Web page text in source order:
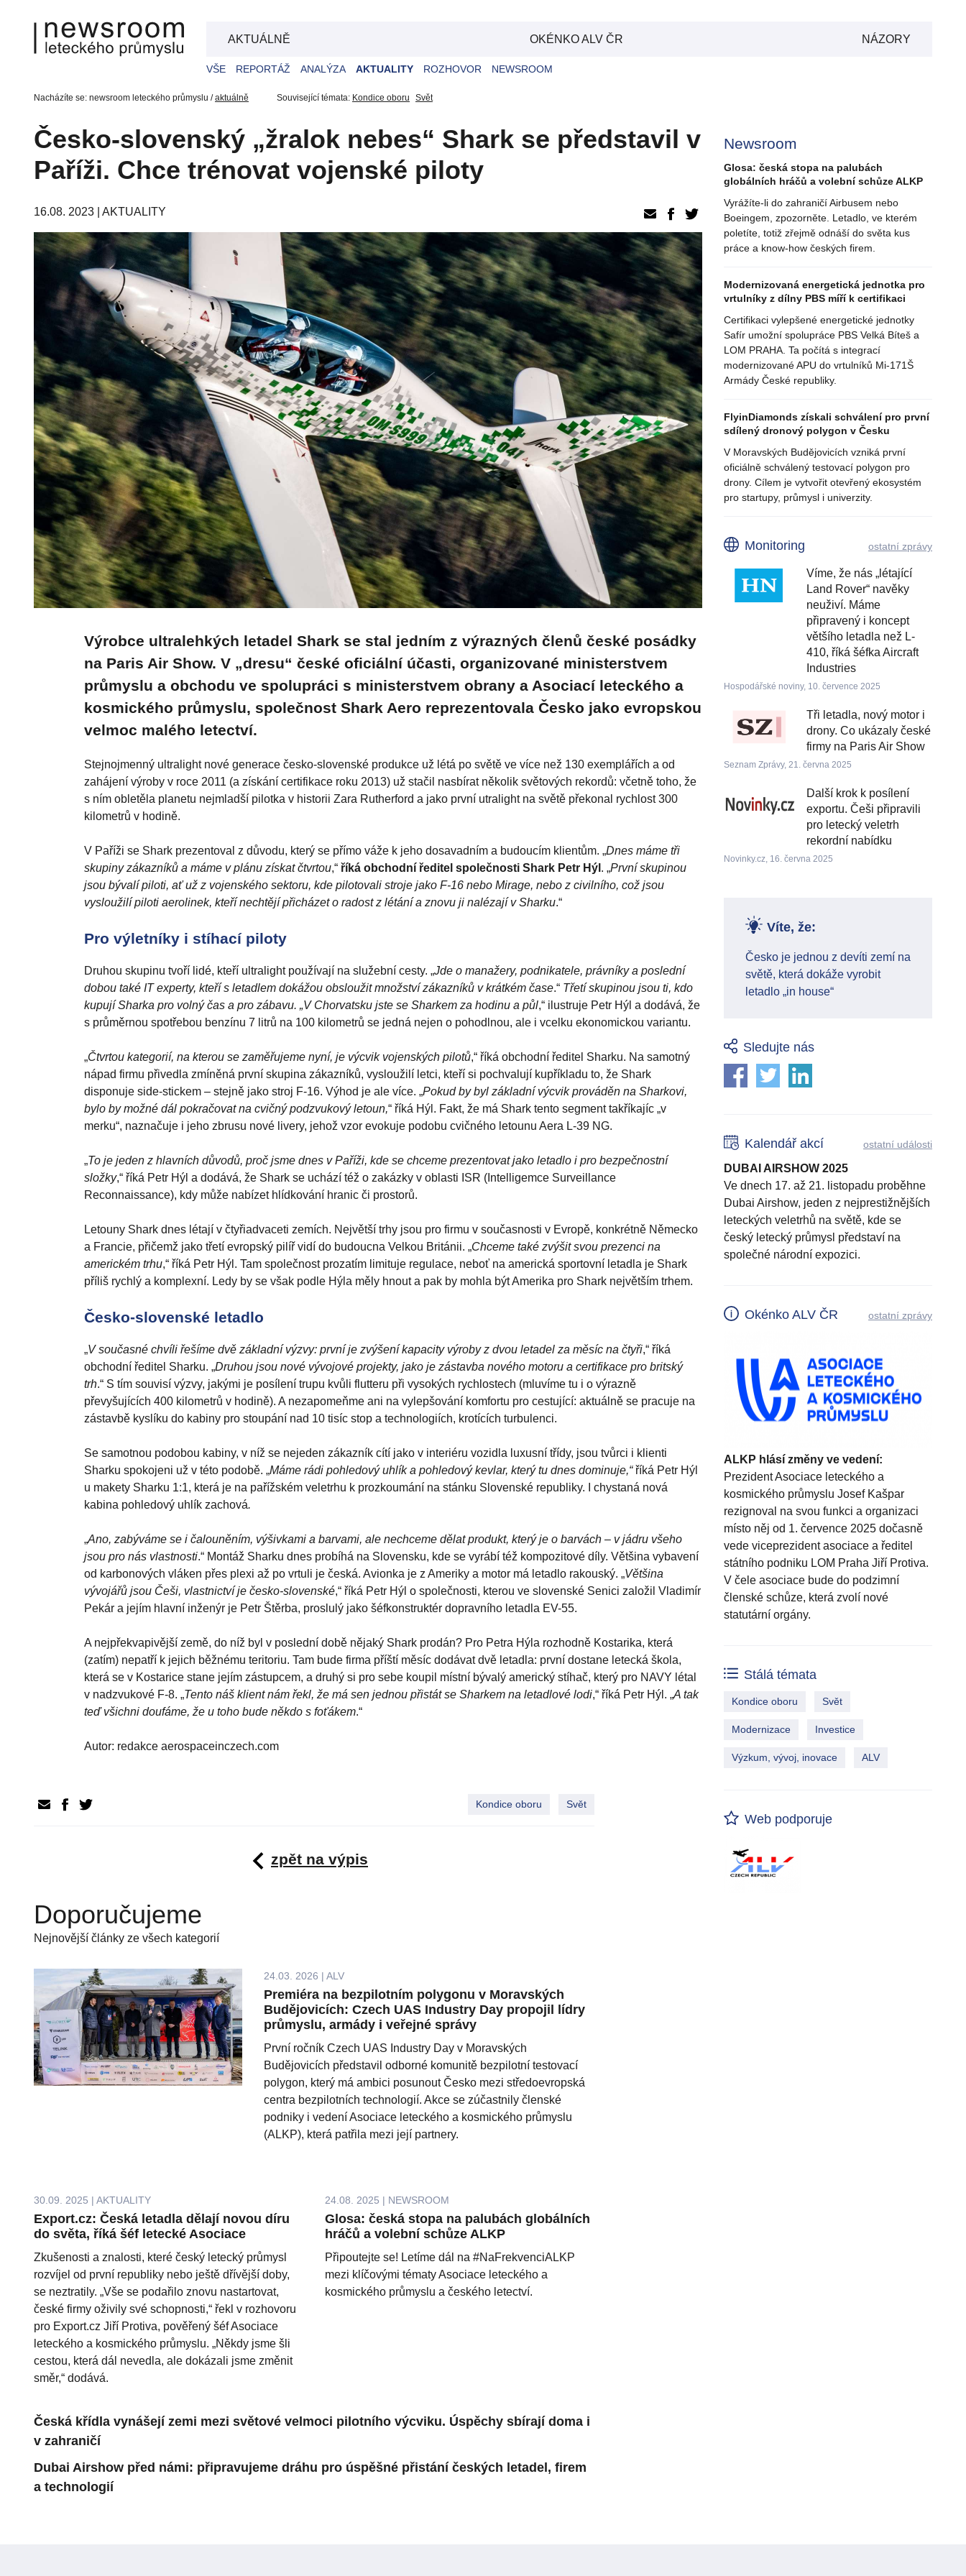
AKTUÁLNĚ OKÉNKO ALV ČR NÁZORY
VŠE REPORTÁŽ ANALÝZA AKTUALITY ROZHOVOR NEWSROOM
Nacházíte se: newsroom leteckého průmyslu /aktuálně Související témata: Kondice oboru Svět
Česko-slovenský „žralok nebes“ Shark se představil v
Paříži. Chce trénovat vojenské piloty
16.08. 2023 | AKTUALITY
Výrobce ultralehkých letadel Shark se stal jedním z výrazných členů české posádky
na Paris Air Show. V „dresu“ české oficiální účasti, organizované ministerstvem
průmyslu a obchodu ve spolupráci s ministerstvem obrany a Asociací leteckého a
kosmického průmyslu, společnost Shark Aero reprezentovala Česko jako evropskou
velmoc malého letectví.
Stejnojmenný ultralight nové generace česko-slovenské produkce už létá po světě ve více než 130 exemplářích a od
zahájení výroby v roce 2011 (a získání certifikace roku 2013) už stačil nasbírat několik světových rekordů: včetně toho, že
s ním obletěla planetu nejmladší pilotka v historii Zara Rutherford a jako první utralight na světě překonal rychlost 300
kilometrů v hodině.
V Paříži se Shark prezentoval z důvodu, který se přímo váže k jeho dosavadním a budoucím klientům. „Dnes máme tři
skupiny zákazníků a máme v plánu získat čtvrtou,“ říká obchodní ředitel společnosti Shark Petr Hýl . „První skupinou
jsou bývalí piloti, ať už z vojenského sektoru, kde pilotovali stroje jako F-16 nebo Mirage, nebo z civilního, což jsou
vysloužilí piloti aerolinek, kteří nechtějí přicházet o radost z létání a znovu ji nalézají v Sharku.“
Pro výletníky i stíhací piloty
Druhou skupinu tvoří lidé, kteří ultralight používají na služební cesty. „Jde o manažery, podnikatele, právníky a poslední
dobou také IT experty, kteří s letadlem dokážou obsloužit množství zákazníků v krátkém čase.“ Třetí skupinou jsou ti, kdo
kupují Sharka pro volný čas a pro zábavu. „V Chorvatsku jste se Sharkem za hodinu a půl,“ ilustruje Petr Hýl a dodává, že
s průměrnou spotřebou benzínu 7 litrů na 100 kilometrů se jedná nejen o pohodlnou, ale i vcelku ekonomickou variantu.
„Čtvrtou kategorií, na kterou se zaměřujeme nyní, je výcvik vojenských pilotů,“ říká obchodní ředitel Sharku. Na samotný
nápad firmu přivedla zmíněná první skupina zákazníků, vysloužilí letci, kteří si pochvalují kupříkladu to, že Shark
disponuje side-stickem – stejně jako stroj F-16. Výhod je ale více. „Pokud by byl základní výcvik prováděn na Sharkovi,
bylo by možné dál pokračovat na cvičný podzvukový letoun,“ říká Hýl. Fakt, že má Shark tento segment takříkajíc „v
merku“, naznačuje i jeho zbrusu nové livery, jehož vzor evokuje podobu cvičného letounu Aera L-39 NG.
„To je jeden z hlavních důvodů, proč jsme dnes v Paříži, kde se chceme prezentovat jako letadlo i pro bezpečnostní
složky,“ říká Petr Hýl a dodává, že Shark se uchází též o zakázky v oblasti ISR (Intelligemce Surveillance
Reconnaissance), kdy může nabízet hlídkování hranic či prostorů.
Letouny Shark dnes létají v čtyřiadvaceti zemích. Největší trhy jsou pro firmu v současnosti v Evropě, konkrétně Německo
a Francie, přičemž jako třetí evropský pilíř vidí do budoucna Velkou Británii. „Chceme také zvýšit svou prezenci na
americkém trhu,“ říká Petr Hýl. Tam společnost prozatím limituje regulace, neboť na americká sportovní letadla je Shark
příliš rychlý a komplexní. Ledy by se však podle Hýla měly hnout a pak by mohla být Amerika pro Shark největším trhem.
Česko-slovenské letadlo
„V současné chvíli řešíme dvě základní výzvy: první je zvýšení kapacity výroby z dvou letadel za měsíc na čtyři,“ říká
obchodní ředitel Sharku. „Druhou jsou nové vývojové projekty, jako je zástavba nového motoru a certifikace pro britský
trh.“ S tím souvisí výzvy, jakými je posílení trupu kvůli flutteru při vysokých rychlostech (mluvíme tu i o výrazně
převyšujících 400 kilometrů v hodině). A nezapomeňme ani na vylepšování komfortu pro cestující: aktuálně se pracuje na
zástavbě kyslíku do kabiny pro stoupání nad 10 tisíc stop a technologiích, krotících turbulenci.
Se samotnou podobou kabiny, v níž se nejeden zákazník cítí jako v interiéru vozidla luxusní třídy, jsou tvůrci i klienti
Sharku spokojeni už v této podobě. „Máme rádi pohledový uhlík a pohledový kevlar, který tu dnes dominuje,“ říká Petr Hýl
u makety Sharku 1:1, která je na pařížském veletrhu k prozkoumání na stánku Slovenské republiky. I chystaná nová
kabina pohledový uhlík zachová.
„Ano, zabýváme se i čalouněním, výšivkami a barvami, ale nechceme dělat produkt, který je o barvách – v jádru všeho
jsou pro nás vlastnosti.“ Montáž Sharku dnes probíhá na Slovensku, kde se vyrábí též kompozitové díly. Většina vybavení
od karbonových vláken přes plexi až po vrtuli je česká. Avionka je z Ameriky a motor má letadlo rakouský. „Většina
vývojářů jsou Češi, vlastnictví je česko-slovenské,“ říká Petr Hýl o společnosti, kterou ve slovenské Senici založil Vladimír
Pekár a jejím hlavní inženýr je Petr Štěrba, proslulý jako šéfkonstruktér dopravního letadla EV-55.
A nejpřekvapivější země, do níž byl v poslední době nějaký Shark prodán? Pro Petra Hýla rozhodně Kostarika, která
(zatím) nepatří k jejich běžnému teritoriu. Tam bude firma příští měsíc dodávat dvě letadla: první dostane letecká škola,
která se v Kostarice stane jejím zástupcem, a druhý si pro sebe koupil místní bývalý americký stíhač, který pro NAVY létal
v nadzvukové F-8. „Tento náš klient nám řekl, že má sen jednou přistát se Sharkem na letadlové lodi,“ říká Petr Hýl. „A tak
teď všichni doufáme, že u toho bude někdo s foťákem.“
Autor: redakce aerospaceinczech.com
Kondice oboru Svět
zpět na výpis
Doporučujeme
Nejnovější články ze všech kategorií
24.03. 2026 | ALV
Premiéra na bezpilotním polygonu v Moravských
Budějovicích: Czech UAS Industry Day propojil lídry
průmyslu, armády i veřejné správy
První ročník Czech UAS Industry Day v Moravských
Budějovicích představil odborné komunitě bezpilotní testovací
polygon, který má ambici posunout Česko mezi středoevropská
centra bezpilotních technologií. Akce se zúčastnily členské
podniky i vedení Asociace leteckého a kosmického průmyslu
(ALKP), která patřila mezi její partnery.
30.09. 2025 | AKTUALITY
Export.cz: Česká letadla dělají novou díru
do světa, říká šéf letecké Asociace
Zkušenosti a znalosti, které český letecký průmysl
rozvíjel od první republiky nebo ještě dřívější doby,
se neztratily. „Vše se podařilo znovu nastartovat,
české firmy oživily své schopnosti,“ řekl v rozhovoru
pro Export.cz Jiří Protiva, pověřený šéf Asociace
leteckého a kosmického průmyslu. „Někdy jsme šli
cestou, která dál nevedla, ale dokázali jsme změnit
směr,“ dodává.
24.08. 2025 | NEWSROOM
Glosa: česká stopa na palubách globálních
hráčů a volební schůze ALKP
Připoutejte se! Letíme dál na #NaFrekvenciALKP
mezi klíčovými tématy Asociace leteckého a
kosmického průmyslu a českého letectví.
Česká křídla vynášejí zemi mezi světové velmoci pilotního výcviku. Úspěchy sbírají doma i
v zahraničí
Dubai Airshow před námi: připravujeme dráhu pro úspěšné přistání českých letadel, firem
a technologií
Newsroom
Glosa: česká stopa na palubách
globálních hráčů a volební schůze ALKP
Vyrážíte-li do zahraničí Airbusem nebo
Boeingem, zpozorněte. Letadlo, ve kterém
poletíte, totiž zřejmě odnáší do světa kus
práce a know-how českých firem.
Modernizovaná energetická jednotka pro
vrtulníky z dílny PBS míří k certifikaci
Certifikaci vylepšené energetické jednotky
Safír umožní spolupráce PBS Velká Bíteš a
LOM PRAHA. Ta počítá s integrací
modernizované APU do vrtulníků Mi-171Š
Armády České republiky.
FlyinDiamonds získali schválení pro první
sdílený dronový polygon v Česku
V Moravských Budějovicích vzniká první
oficiálně schválený testovací polygon pro
drony. Cílem je vytvořit otevřený ekosystém
pro startupy, průmysl i univerzity.
Monitoring ostatní zprávy
Víme, že nás „létající
Land Rover“ navěky
neuživí. Máme
připravený i koncept
většího letadla než L-
410, říká šéfka Aircraft
Industries
Hospodářské noviny, 10. července 2025
Tři letadla, nový motor i
drony. Co ukázaly české
firmy na Paris Air Show
Seznam Zprávy, 21. června 2025
Další krok k posílení
exportu. Češi připravili
pro letecký veletrh
rekordní nabídku
Novinky.cz, 16. června 2025
Víte, že:
Česko je jednou z devíti zemí na
světě, která dokáže vyrobit
letadlo „in house“
Sledujte nás
Kalendář akcí ostatní události
DUBAI AIRSHOW 2025
Ve dnech 17. až 21. listopadu proběhne
Dubai Airshow, jeden z nejprestižnějších
leteckých veletrhů na světě, kde se
český letecký průmysl představí na
společné národní expozici.
Okénko ALV ČR ostatní zprávy
ALKP hlásí změny ve vedení:
Prezident Asociace leteckého a
kosmického průmyslu Josef Kašpar
rezignoval na svou funkci a organizaci
místo něj od 1. července 2025 dočasně
vede viceprezident asociace a ředitel
státního podniku LOM Praha Jiří Protiva.
V čele asociace bude do podzimní
členské schůze, která zvolí nové
statutární orgány.
Stálá témata
Kondice oboru Svět
Modernizace Investice
Výzkum, vývoj, inovace ALV
Web podporuje